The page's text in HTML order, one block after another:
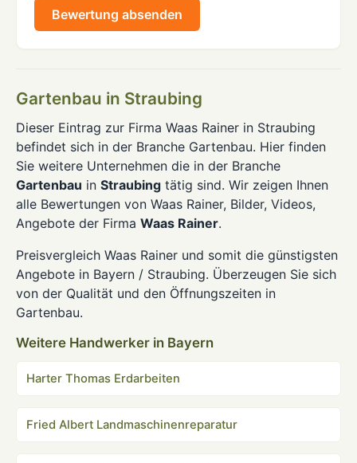
Bewertung absenden
Gartenbau in Straubing
Dieser Eintrag zur Firma Waas Rainer in Straubing
befindet sich in der Branche Gartenbau. Hier finden
Sie weitere Unternehmen die in der Branche
Gartenbau in Straubing tätig sind. Wir zeigen Ihnen
alle Bewertungen von Waas Rainer, Bilder, Videos,
Angebote der Firma Waas Rainer.
Preisvergleich Waas Rainer und somit die günstigsten
Angebote in Bayern / Straubing. Überzeugen Sie sich
von der Qualität und den Öffnungszeiten in
Gartenbau.
Weitere Handwerker in Bayern
Harter Thomas Erdarbeiten
Fried Albert Landmaschinenreparatur